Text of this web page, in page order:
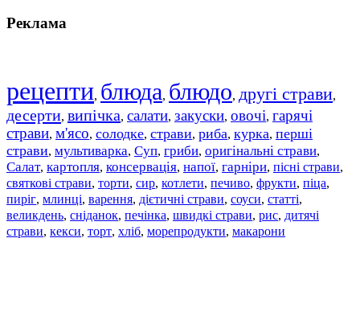
Реклама
рецепти, блюда, блюдо, другі страви,
десерти, випічка, салати, закуски, овочі, гарячі
страви, м'ясо, солодке, страви, риба, курка, перші
страви, мультиварка, Суп, гриби, оригінальні страви,
Салат, картопля, консервація, напої, гарніри, пісні страви,
святкові страви, торти, сир, котлети, печиво, фрукти, піца,
пиріг, млинці, варення, дієтичні страви, соуси, статті,
великдень, сніданок, печінка, швидкі страви, рис, дитячі
страви, кекси, торт, хліб, морепродукти, макарони